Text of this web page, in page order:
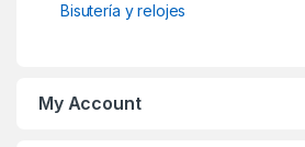
Bisutería y relojes
My Account